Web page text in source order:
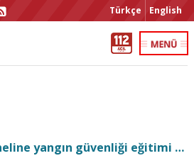
Türkçe English
yangın güvenliği eğitimi …